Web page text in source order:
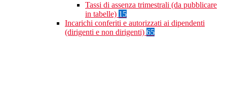
Tassi di assenza trimestrali (da pubblicare
in tabelle) 15
Incarichi conferiti e autorizzati ai dipendenti
(dirigenti e non dirigenti) 65